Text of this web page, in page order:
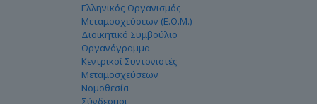
Ελληνικός Οργανισμός
Μεταμοσχεύσεων (Ε.Ο.Μ.)
Διοικητικό Συμβούλιο
Οργανόγραμμα
Κεντρικοί Συντονιστές
Μεταμοσχεύσεων
Νομοθεσία
Σύνδεσμοι